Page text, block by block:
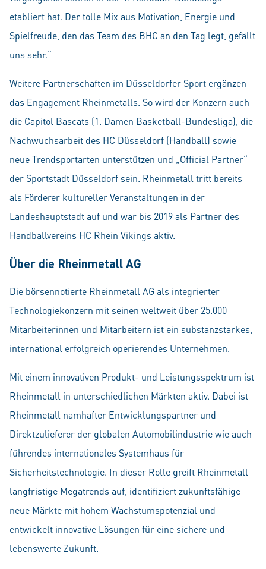
etabliert hat. Der tolle Mix aus Motivation, Energie und
Spielfreude, den das Team des BHC an den Tag legt, gefällt
uns sehr.“
Weitere Partnerschaften im Düsseldorfer Sport ergänzen
das Engagement Rheinmetalls. So wird der Konzern auch
die Capitol Bascats (1. Damen Basketball-Bundesliga), die
Nachwuchsarbeit des HC Düsseldorf (Handball) sowie
neue Trendsportarten unterstützen und „Official Partner“
der Sportstadt Düsseldorf sein. Rheinmetall tritt bereits
als Förderer kultureller Veranstaltungen in der
Landeshauptstadt auf und war bis 2019 als Partner des
Handballvereins HC Rhein Vikings aktiv.
Über die Rheinmetall AG
Die börsennotierte Rheinmetall AG als integrierter
Technologiekonzern mit seinen weltweit über 25.000
Mitarbeiterinnen und Mitarbeitern ist ein substanzstarkes,
international erfolgreich operierendes Unternehmen.
Mit einem innovativen Produkt- und Leistungsspektrum ist
Rheinmetall in unterschiedlichen Märkten aktiv. Dabei ist
Rheinmetall namhafter Entwicklungspartner und
Direktzulieferer der globalen Automobilindustrie wie auch
führendes internationales Systemhaus für
Sicherheitstechnologie. In dieser Rolle greift Rheinmetall
langfristige Megatrends auf, identifiziert zukunftsfähige
neue Märkte mit hohem Wachstumspotenzial und
entwickelt innovative Lösungen für eine sichere und
lebenswerte Zukunft.